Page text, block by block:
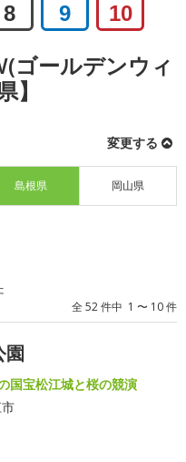
8 9 10
ゴールデンウィ
】
変更する
島根県 岡山県
全 52 件中 1 〜 10 件
園
国宝松江城と桜の競演